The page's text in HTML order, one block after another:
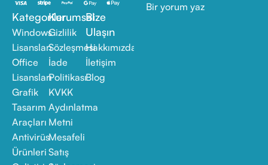
Kategoriler
Windows
Lisansları
Office
Lisansları
Grafik
Tasarım
Araçları
Antivirüs
Ürünleri
Kurumsal
Gizlilik
Sözleşmesi
İade
Politikası
KVKK
Aydınlatma
Metni
Mesafeli
Satış
Bize
Ulaşın
Hakkımızda
İletişim
Blog
Bir yorum yaz